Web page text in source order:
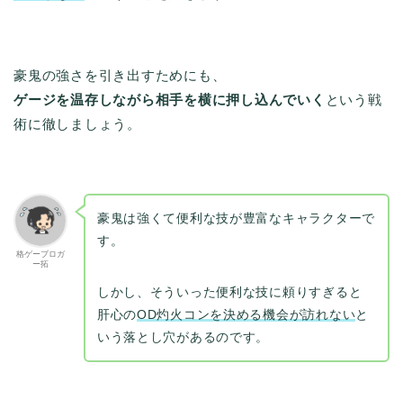
豪鬼の強さを引き出すためにも、
ゲージを温存しながら相手を横に押し込んでいく という戦
術に徹しましょう。
格ゲーブロガ
ー拓
豪鬼は強くて便利な技が豊富なキャラクターで
す。
しかし、そういった便利な技に頼りすぎると
肝心のOD灼火コンを決める機会が訪れないと
いう落とし穴があるのです。